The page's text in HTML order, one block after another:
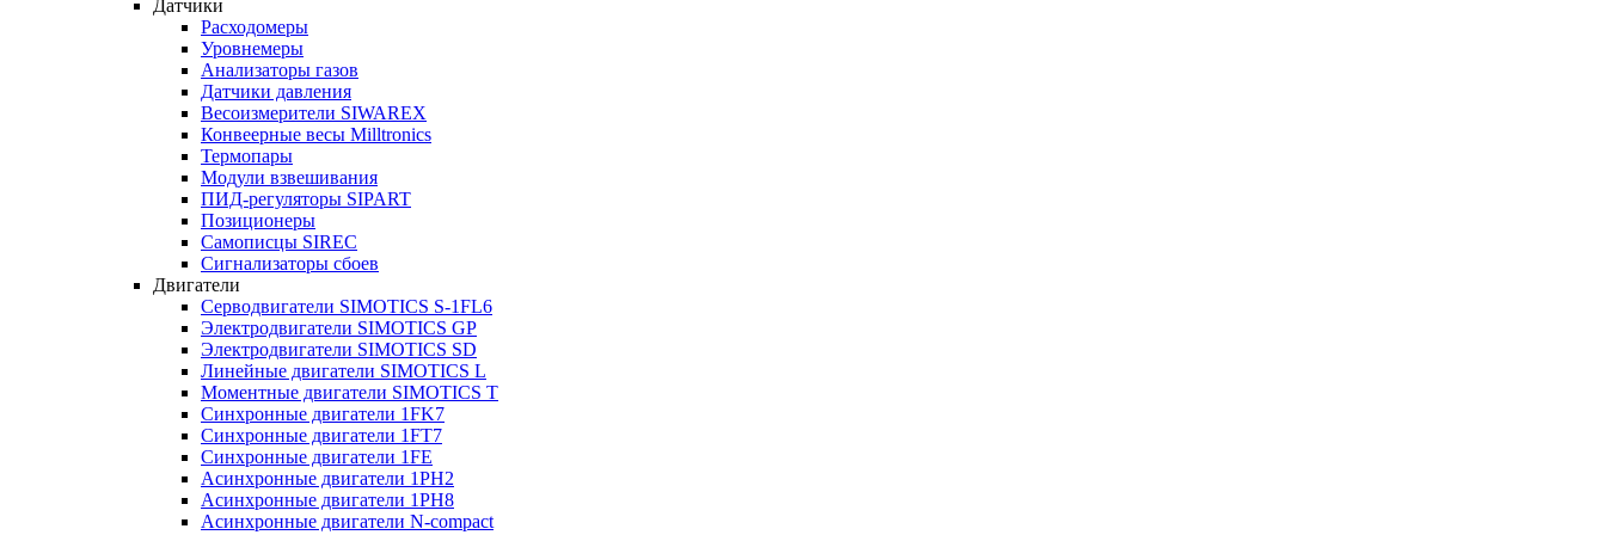
Датчики
Расходомеры
Уровнемеры
Анализаторы газов
Датчики давления
Весоизмерители SIWAREX
Конвеерные весы Milltronics
Термопары
Модули взвешивания
ПИД-регуляторы SIPART
Позиционеры
Самописцы SIREC
Сигнализаторы сбоев
Двигатели
Серводвигатели SIMOTICS S-1FL6
Электродвигатели SIMOTICS GP
Электродвигатели SIMOTICS SD
Линейные двигатели SIMOTICS L
Моментные двигатели SIMOTICS T
Синхронные двигатели 1FK7
Синхронные двигатели 1FT7
Синхронные двигатели 1FE
Асинхронные двигатели 1PH2
Асинхронные двигатели 1PH8
Асинхронные двигатели N-compact